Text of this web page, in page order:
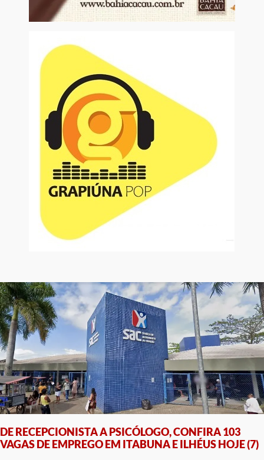
DE RECEPCIONISTA A PSICÓLOGO, CONFIRA 103
VAGAS DE EMPREGO EM ITABUNA E ILHÉUS HOJE (7)